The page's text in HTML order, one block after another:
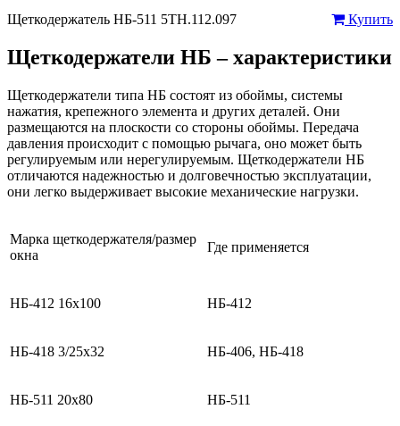
Купить
Щеткодержатель НБ-511 5ТН.112.097
Щеткодержатели НБ – характеристики
Щеткодержатели типа НБ состоят из обоймы, системы
нажатия, крепежного элемента и других деталей. Они
размещаются на плоскости со стороны обоймы. Передача
давления происходит с помощью рычага, оно может быть
регулируемым или нерегулируемым. Щеткодержатели НБ
отличаются надежностью и долговечностью эксплуатации,
они легко выдерживает высокие механические нагрузки.
Марка щеткодержателя/размер
окна
Где применяется
НБ-412 16х100 НБ-412
НБ-418 3/25х32 НБ-406, НБ-418
НБ-511 20х80 НБ-511